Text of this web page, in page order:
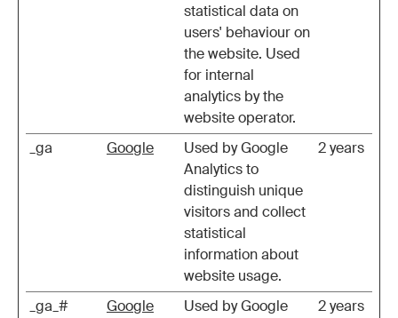
statistical data on
users' behaviour on
the website. Used
for internal
analytics by the
website operator.
_ga Google
Used by Google
Analytics to
distinguish unique
visitors and collect
statistical
information about
website usage.
2 years
_ga_# Google
Used by Google
2 years